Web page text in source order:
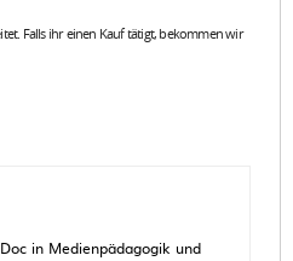
Falls ihr einen Kauf tätigt, bekommen wir
in Medienpädagogik und